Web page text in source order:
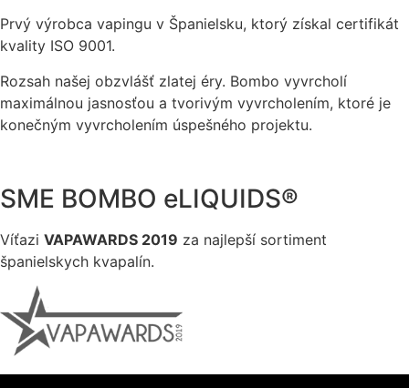
Prvý výrobca vapingu v Španielsku, ktorý získal certifikát
kvality ISO 9001.
Rozsah našej obzvlášť zlatej éry. Bombo vyvrcholí
maximálnou jasnosťou a tvorivým vyvrcholením, ktoré je
konečným vyvrcholením úspešného projektu.
SME BOMBO eLIQUIDS®
Víťazi VAPAWARDS 2019 za najlepší sortiment
španielskych kvapalín.